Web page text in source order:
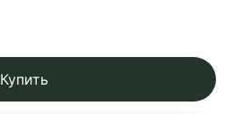
Купить